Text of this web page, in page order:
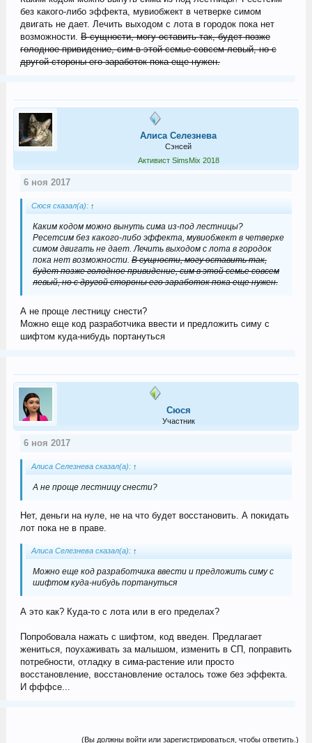
без какого-либо эффекта, мувиобжект в четверке симом
двигать не дает. Лечить выходом с лота в городок пока нет
возможности. В сущности, могу оставить так, будет позже
голодное привидение, сим в этой семье совсем левый, но с
другой стороны его заработок пока еще нужен.
Алиса Селезнева
Сэнсей
Активист SimsMix 2018
6 ноя 2017
Сюся сказал(а): ↑
Каким кодом можно вынуть сима из-под лестницы?
Ресетсим без какого-либо эффекта, мувиобжект в четверке
симом двигать не дает. Лечить выходом с лота в городок
пока нет возможности. В сущности, могу оставить так,
будет позже голодное привидение, сим в этой семье совсем
левый, но с другой стороны его заработок пока еще нужен.
А не проще лестницу снести?
Можно еще код разработчика ввести и предложить симу с
шифтом куда-нибудь портануться
Сюся
Участник
6 ноя 2017
Алиса Селезнева сказал(а): ↑
А не проще лестницу снести?
Нет, деньги на нуле, не на что будет восстановить. А покидать
лот пока не в праве.
Алиса Селезнева сказал(а): ↑
Можно еще код разработчика ввести и предложить симу с
шифтом куда-нибудь портануться
А это как? Куда-то с лота или в его пределах?
Попробовала нажать с шифтом, код введен. Предлагает
жениться, поухаживать за малышом, изменить в СП, поправить
потребности, отладку в сима-растение или просто
восстановление, восстановление осталось тоже без эффекта.
И фффсе...
(Вы должны войти или зарегистрироваться, чтобы ответить.)